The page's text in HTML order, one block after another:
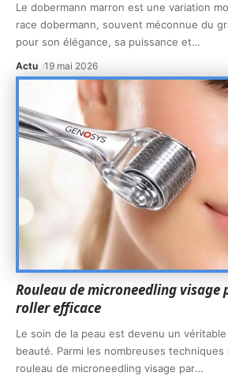
Le dobermann marron est une variation
race dobermann, souvent méconnue du
pour son élégance, sa puissance et…
Actu 19 mai 2026
Rouleau de microneedling visage
roller efficace
Le soin de la peau est devenu un
beauté. Parmi les nombreuses techniques
rouleau de microneedling visage par…